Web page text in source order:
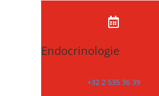

Endocrinologie
+32 2 535 36 39